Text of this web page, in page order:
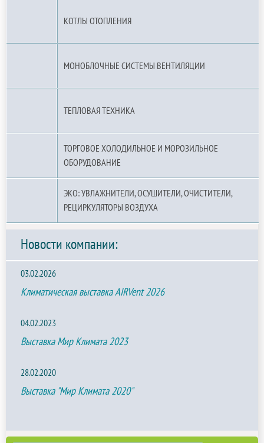
КОТЛЫ ОТОПЛЕНИЯ
МОНОБЛОЧНЫЕ СИСТЕМЫ ВЕНТИЛЯЦИИ
ТЕПЛОВАЯ ТЕХНИКА
ТОРГОВОЕ ХОЛОДИЛЬНОЕ И МОРОЗИЛЬНОЕ
ОБОРУДОВАНИЕ
ЭКО: УВЛАЖНИТЕЛИ, ОСУШИТЕЛИ, ОЧИСТИТЕЛИ,
РЕЦИРКУЛЯТОРЫ ВОЗДУХА
Новости компании:
03.02.2026
Климатическая выставка AIRVent 2026
04.02.2023
Выставка Мир Климата 2023
28.02.2020
Выставка "Мир Климата 2020"